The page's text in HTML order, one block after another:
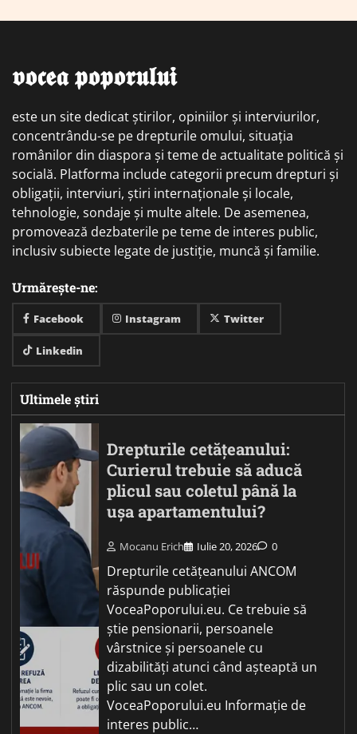
𝖛𝖔𝖈𝖊𝖆 𝖕𝖔𝖕𝖔𝖗𝖚𝖑𝖚𝖎
este un site dedicat știrilor, opiniilor și interviurilor,
concentrându-se pe drepturile omului, situația
românilor din diaspora și teme de actualitate politică și
socială. Platforma include categorii precum drepturi și
obligații, interviuri, știri internaționale și locale,
tehnologie, sondaje și multe altele. De asemenea,
promovează dezbaterile pe teme de interes public,
inclusiv subiecte legate de justiție, muncă și familie.
Urmărește-ne:
Facebook Instagram Twitter
Linkedin
Ultimele știri
Drepturile cetățeanului:
Curierul trebuie să aducă
plicul sau coletul până la
ușa apartamentului?
Mocanu Erich Iulie 20, 2026 0
Drepturile cetățeanului ANCOM
răspunde publicației
VoceaPoporului.eu. Ce trebuie să
știe pensionarii, persoanele
vârstnice și persoanele cu
dizabilități atunci când așteaptă un
plic sau un colet.
VoceaPoporului.eu Informație de
interes public…